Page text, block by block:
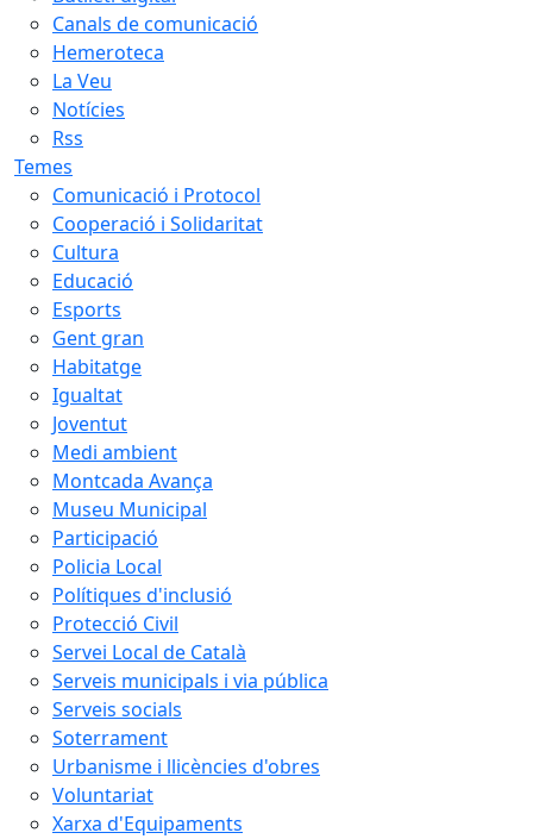
Canals de comunicació
Hemeroteca
La Veu
Notícies
Rss
Temes
Comunicació i Protocol
Cooperació i Solidaritat
Cultura
Educació
Esports
Gent gran
Habitatge
Igualtat
Joventut
Medi ambient
Montcada Avança
Museu Municipal
Participació
Policia Local
Polítiques d'inclusió
Protecció Civil
Servei Local de Català
Serveis municipals i via pública
Serveis socials
Soterrament
Urbanisme i llicències d'obres
Voluntariat
Xarxa d'Equipaments